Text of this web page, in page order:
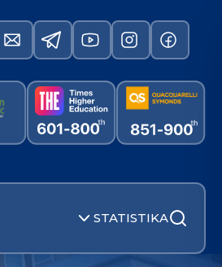
STATISTIKA